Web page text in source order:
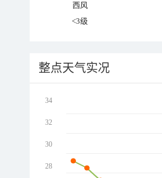
西风
<3级
整点天气实况
34
32
30
28